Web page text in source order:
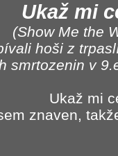
Ukaž mi
(Show Me the
hoši z
smrtozenin v
Ukaž mi
znaven,